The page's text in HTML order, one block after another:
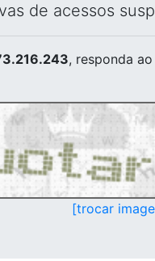
de acessos
, responda
[trocar